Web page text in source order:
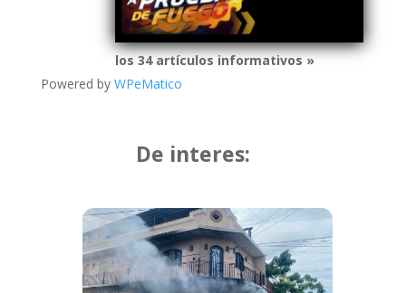
los 34 artículos informativos »
Powered by WPeMatico
De interes: